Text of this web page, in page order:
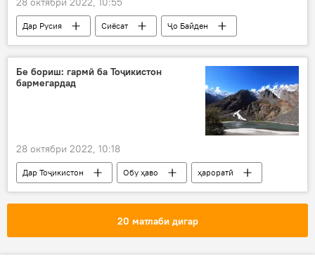
Дар Русия Сиёсат
Ҷо Байден
Владимир Путин
Украина ҳастаӣ
Бе бориш: гармӣ ба Тоҷикистон
бармегардад
28 октябри 2022, 10:18
Дар Тоҷикистон Обу ҳаво
ҳароратӣ
Хатлон
Душанбе
20 матлаби дигар